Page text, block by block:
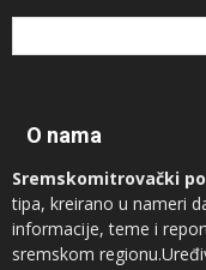
O nama
Sremskomitrovački
tipa, kreirano u nameri
informacije, teme i
sremskom